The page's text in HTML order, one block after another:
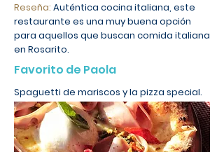
Reseña: Auténtica cocina italiana, este
restaurante es una muy buena opción
para aquellos que buscan comida italiana
en Rosarito.
Favorito de Paola
Spaguetti de mariscos y la pizza special.